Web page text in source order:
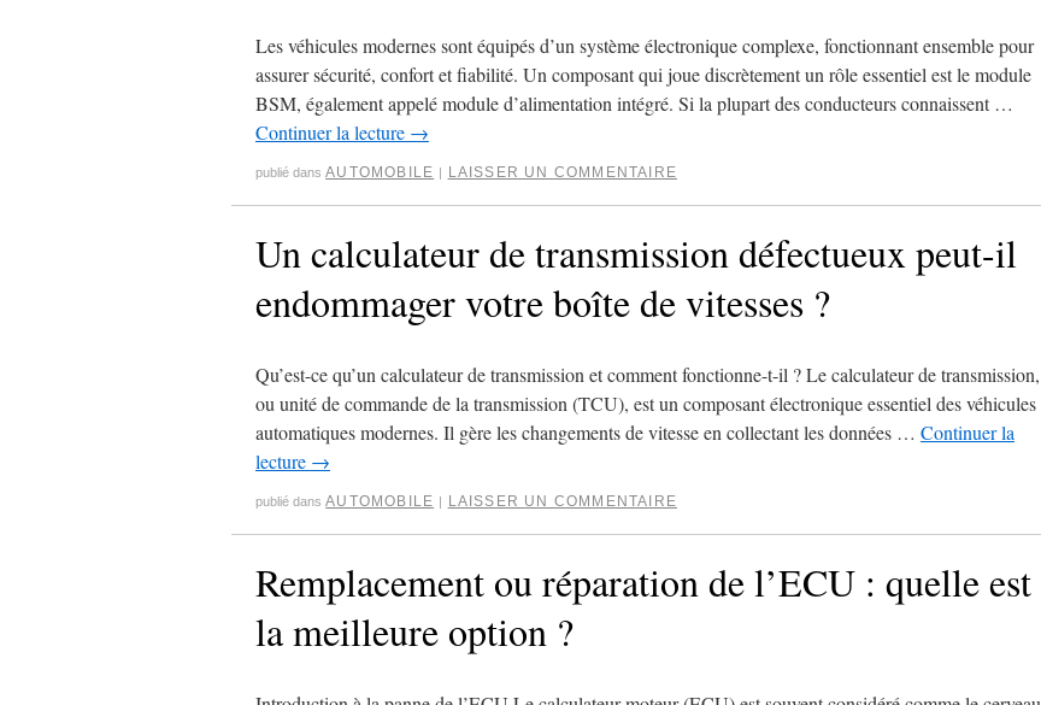
Les véhicules modernes sont équipés d’un système électronique complexe, fonctionnant ensemble pour
assurer sécurité, confort et fiabilité. Un composant qui joue discrètement un rôle essentiel est le module
BSM, également appelé module d’alimentation intégré. Si la plupart des conducteurs connaissent …
Continuer la lecture →
publié dans AUTOMOBILE | LAISSER UN COMMENTAIRE
Un calculateur de transmission défectueux peut-il
endommager votre boîte de vitesses ?
Qu’est-ce qu’un calculateur de transmission et comment fonctionne-t-il ? Le calculateur de transmission,
ou unité de commande de la transmission (TCU), est un composant électronique essentiel des véhicules
automatiques modernes. Il gère les changements de vitesse en collectant les données … Continuer la
lecture →
publié dans AUTOMOBILE | LAISSER UN COMMENTAIRE
Remplacement ou réparation de l’ECU : quelle est
la meilleure option ?